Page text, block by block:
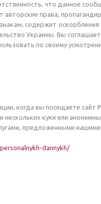
что данное
права,
содержит
Украины. Вы
по своему
когда вы посещаете сайт
нескольких куки или
предложенными
dannykh/